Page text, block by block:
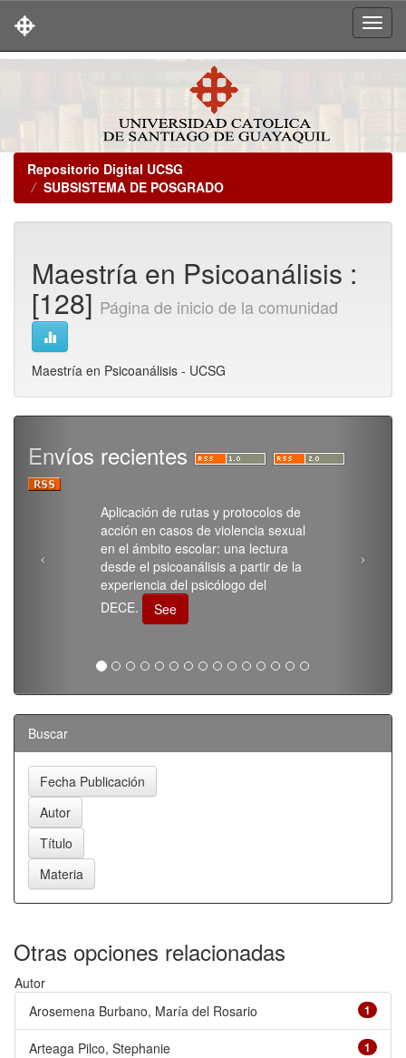
Repositorio Digital UCSG
SUBSISTEMA DE POSGRADO
Maestría en Psicoanálisis :
[128] Página de inicio de la comunidad
Maestría en Psicoanálisis - UCSG
Envíos recientes
Aplicación de rutas y protocolos de
acción en casos de violencia sexual
en el ámbito escolar: una lectura
desde el psicoanálisis a partir de la
experiencia del psicólogo del
DECE.
See
Buscar
Otras opciones relacionadas
Autor
1
Arosemena Burbano, María del Rosario
1
Arteaga Pilco, Stephanie